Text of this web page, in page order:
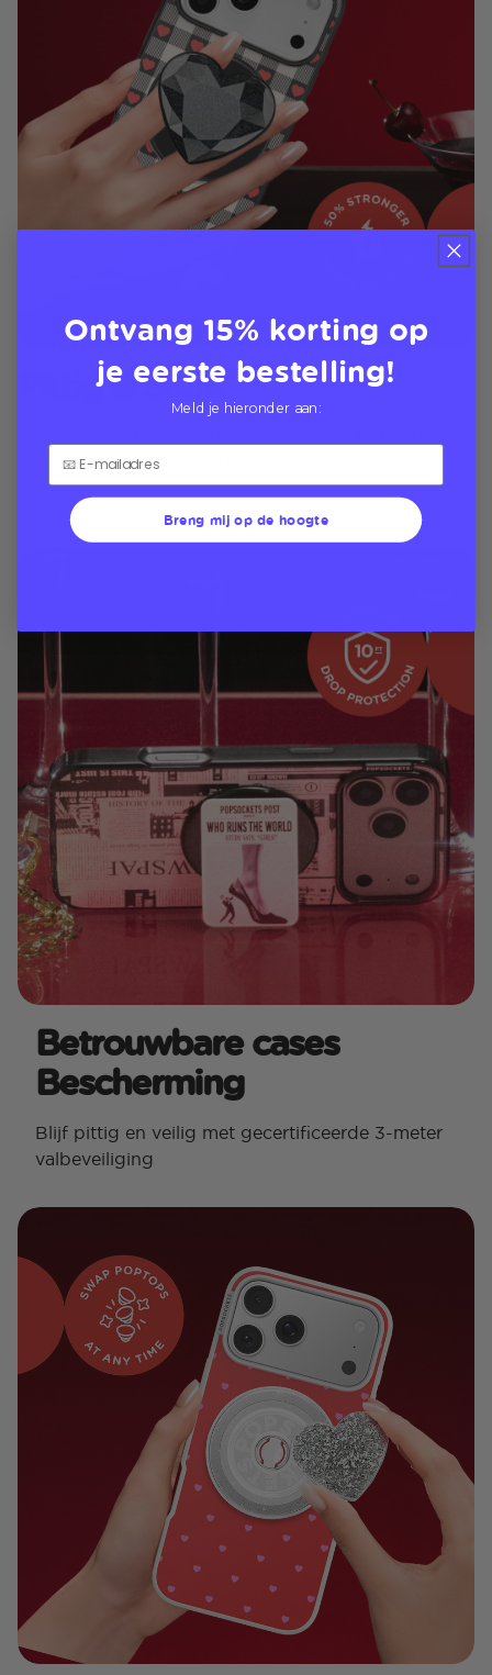
Pittig & Sterk
aan jouw stoutste en pittigste vibes
Betrouwbare cases
Bescherming
Blijf pittig en veilig met gecertificeerde 3-meter
valbeveiliging
Ontvang 15% korting op
je eerste bestelling!
Meld je hieronder aan:
Breng mij op de hoogte